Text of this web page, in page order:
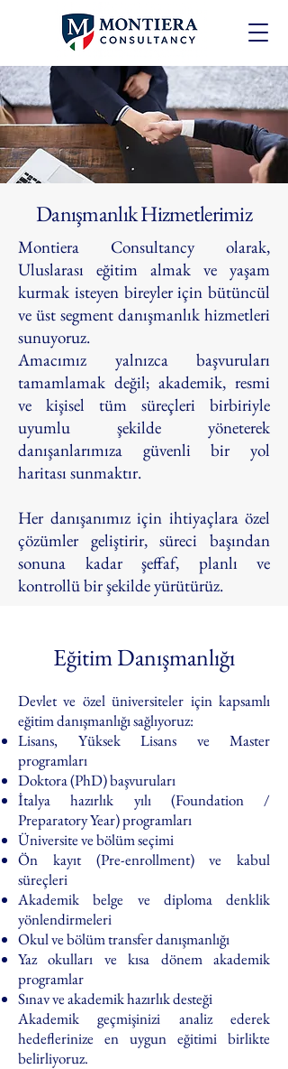
Danışmanlık Hizmetlerimiz
Montiera Consultancy olarak,
Uluslarası eğitim almak ve yaşam
kurmak isteyen bireyler için bütüncül
ve üst segment danışmanlık hizmetleri
sunuyoruz.
Amacımız yalnızca başvuruları
tamamlamak değil; akademik, resmi
ve kişisel tüm süreçleri birbiriyle
uyumlu şekilde yöneterek
danışanlarımıza güvenli bir yol
haritası sunmaktır.
Her danışanımız için ihtiyaçlara özel
çözümler geliştirir, süreci başından
sonuna kadar şeffaf, planlı ve
kontrollü bir şekilde yürütürüz.
Eğitim Danışmanlığı
Devlet ve özel üniversiteler için kapsamlı
eğitim danışmanlığı sağlıyoruz:
Lisans, Yüksek Lisans ve Master
programları
Doktora (PhD) başvuruları
İtalya hazırlık yılı (Foundation /
Preparatory Year) programları
Üniversite ve bölüm seçimi
Ön kayıt (Pre-enrollment) ve kabul
süreçleri
Akademik belge ve diploma denklik
yönlendirmeleri
Okul ve bölüm transfer danışmanlığı
Yaz okulları ve kısa dönem akademik
programlar
Sınav ve akademik hazırlık desteği
Akademik geçmişinizi analiz ederek
hedeflerinize en uygun eğitimi birlikte
belirliyoruz.